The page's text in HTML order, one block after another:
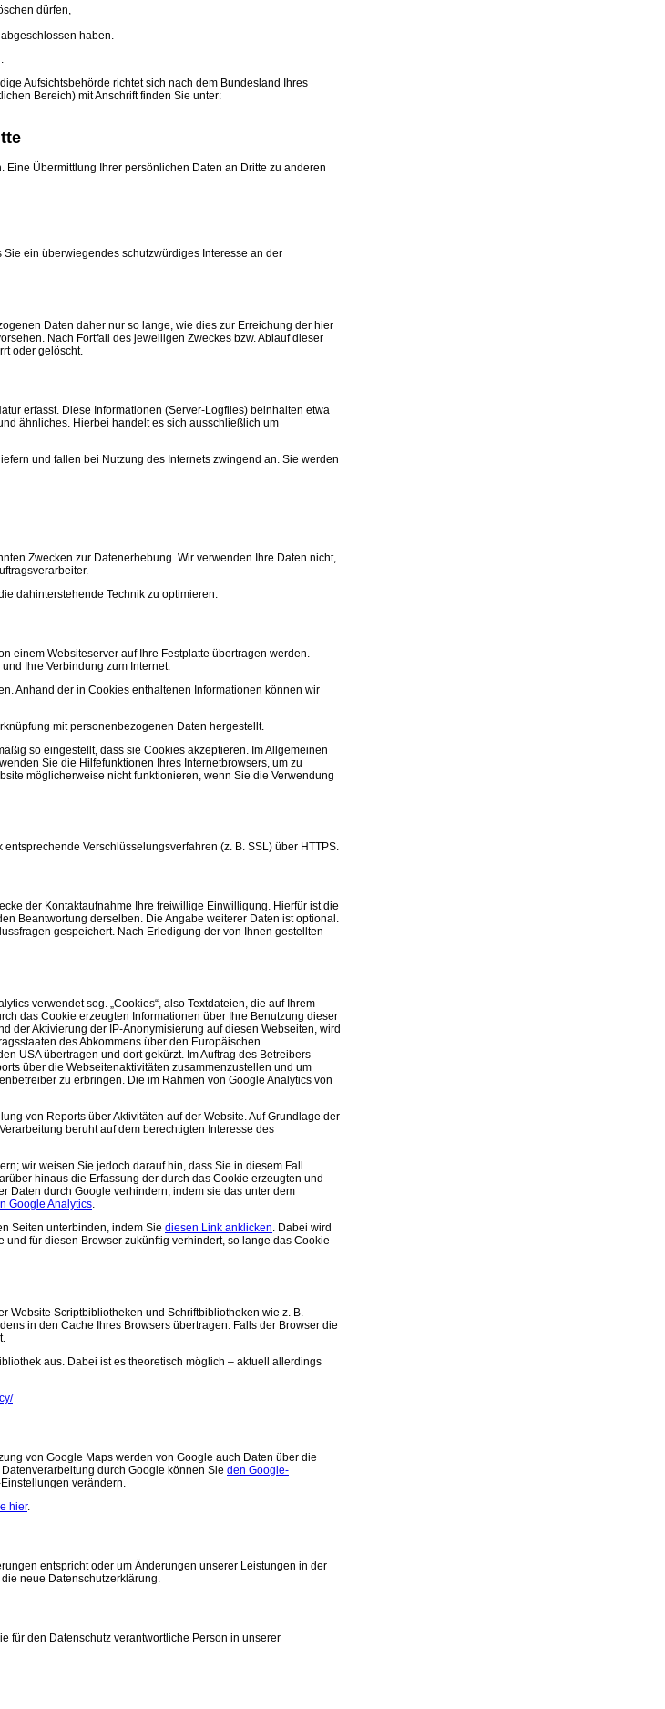
dürfen,
haben.
Aufsichtsbehörde richtet sich nach dem Bundesland Ihres
Bereich) mit Anschrift finden Sie unter:
Übermittlung Ihrer persönlichen Daten an Dritte zu anderen
ein überwiegendes schutzwürdiges Interesse an der
Daten daher nur so lange, wie dies zur Erreichung der hier
Nach Fortfall des jeweiligen Zweckes bzw. Ablauf dieser
oder gelöscht.
erfasst. Diese Informationen (Server-Logfiles) beinhalten etwa
ähnliches. Hierbei handelt es sich ausschließlich um
und fallen bei Nutzung des Internets zwingend an. Sie werden
Zwecken zur Datenerhebung. Wir verwenden Ihre Daten nicht,
dahinterstehende Technik zu optimieren.
einem Websiteserver auf Ihre Festplatte übertragen werden.
Ihre Verbindung zum Internet.
Anhand der in Cookies enthaltenen Informationen können wir
mit personenbezogenen Daten hergestellt.
so eingestellt, dass sie Cookies akzeptieren. Im Allgemeinen
Sie die Hilfefunktionen Ihres Internetbrowsers, um zu
möglicherweise nicht funktionieren, wenn Sie die Verwendung
Verschlüsselungsverfahren (z. B. SSL) über HTTPS.
der Kontaktaufnahme Ihre freiwillige Einwilligung. Hierfür ist die
Beantwortung derselben. Die Angabe weiterer Daten ist optional.
gespeichert. Nach Erledigung der von Ihnen gestellten
verwendet sog. „Cookies“, also Textdateien, die auf Ihrem
das Cookie erzeugten Informationen über Ihre Benutzung dieser
der Aktivierung der IP-Anonymisierung auf diesen Webseiten, wird
des Abkommens über den Europäischen
USA übertragen und dort gekürzt. Im Auftrag des Betreibers
über die Webseitenaktivitäten zusammenzustellen und um
zu erbringen. Die im Rahmen von Google Analytics von
von Reports über Aktivitäten auf der Website. Auf Grundlage der
beruht auf dem berechtigten Interesse des
wir weisen Sie jedoch darauf hin, dass Sie in diesem Fall
hinaus die Erfassung der durch das Cookie erzeugten und
Daten durch Google verhindern, indem sie das unter dem
Google Analytics.
Seiten unterbinden, indem Sie diesen Link anklicken. Dabei wird
für diesen Browser zukünftig verhindert, so lange das Cookie
Website Scriptbibliotheken und Schriftbibliotheken wie z. B.
in den Cache Ihres Browsers übertragen. Falls der Browser die
aus. Dabei ist es theoretisch möglich – aktuell allerdings
von Google Maps werden von Google auch Daten über die
durch Google können Sie den Google-
verändern.
hier.
entspricht oder um Änderungen unserer Leistungen in der
neue Datenschutzerklärung.
für den Datenschutz verantwortliche Person in unserer